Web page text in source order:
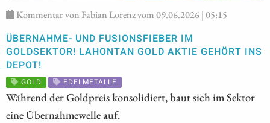
Kommentar von Fabian Lorenz vom 09.06.2026 | 05:15
ÜBERNAHME- UND FUSIONSFIEBER IM
GOLDSEKTOR! LAHONTAN GOLD AKTIE GEHÖRT INS
DEPOT!
GOLD EDELMETALLE
Während der Goldpreis konsolidiert, baut sich im Sektor
eine Übernahmewelle auf.